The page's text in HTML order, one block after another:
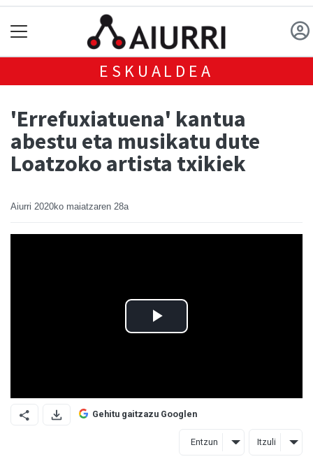
ESKUALDEA
'Errefuxiatuena' kantua
abestu eta musikatu dute
Loatzoko artista txikiek
Aiurri 2020ko maiatzaren 28a
Gehitu gaitzazu Googlen
Entzun Itzuli